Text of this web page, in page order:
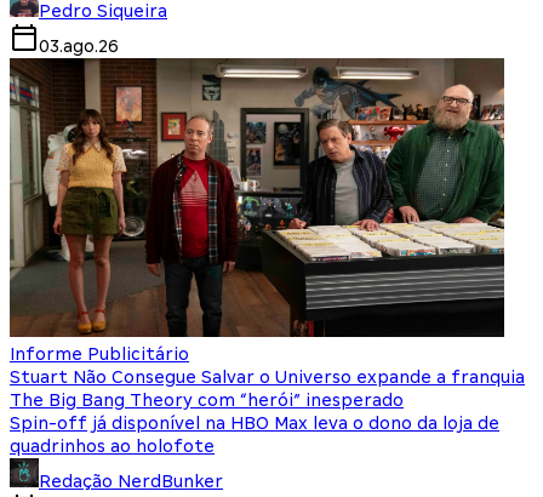
Pedro Siqueira
03.ago.26
Informe Publicitário
Stuart Não Consegue Salvar o Universo expande a franquia
The Big Bang Theory com “herói” inesperado
Spin-off já disponível na HBO Max leva o dono da loja de
quadrinhos ao holofote
Redação NerdBunker